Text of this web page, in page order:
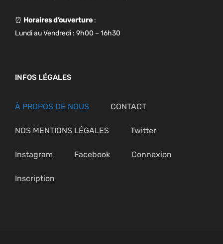
⏰ Horaires d’ouverture :
Lundi au Vendredi : 9h00 – 16h30
INFOS LÉGALES
À PROPOS DE NOUS CONTACT
NOS MENTIONS LÉGALES Twitter
Instagram Facebook Connexion
Inscription